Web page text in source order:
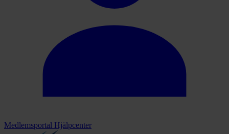
Medlemsportal Hjälpcenter